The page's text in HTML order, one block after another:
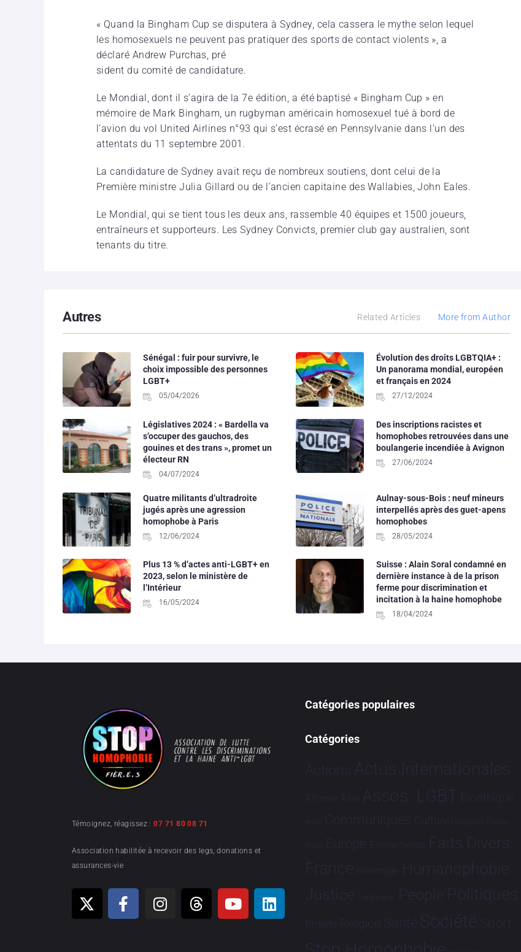
« Quand la Bingham Cup se disputera à Sydney, cela cassera le mythe selon lequel
les homosexuels ne peuvent pas pratiquer des sports de contact violents », a
déclaré Andrew Purchas, pré
sident du comité de candidature.
Le Mondial, dont il s’agira de la 7e édition, a été baptisé « Bingham Cup » en
mémoire de Mark Bingham, un rugbyman américain homosexuel tué à bord de
l’avion du vol United Airlines n°93 qui s’est écrasé en Pennsylvanie dans l’un des
attentats du 11 septembre 2001.
La candidature de Sydney avait reçu de nombreux soutiens, dont celui de la
Première ministre Julia Gillard ou de l’ancien capitaine des Wallabies, John Eales.
Le Mondial, qui se tient tous les deux ans, rassemble 40 équipes et 1500 joueurs,
entraîneurs et supporteurs. Les Sydney Convicts, premier club gay australien, sont
tenants du titre.
Autres Related Articles More from Author
Sénégal : fuir pour survivre, le
choix impossible des personnes
LGBT+
05/04/2026
Évolution des droits LGBTQIA+ :
Un panorama mondial, européen
et français en 2024
27/12/2024
Législatives 2024 : « Bardella va
s’occuper des gauchos, des
gouines et des trans », promet un
électeur RN
04/07/2024
Des inscriptions racistes et
homophobes retrouvées dans une
boulangerie incendiée à Avignon
27/06/2024
Quatre militants d’ultradroite
jugés après une agression
homophobe à Paris
12/06/2024
Aulnay-sous-Bois : neuf mineurs
interpellés après des guet-apens
homophobes
28/05/2024
Plus 13 % d’actes anti-LGBT+ en
2023, selon le ministère de
l’Intérieur
16/05/2024
Suisse : Alain Soral condamné en
dernière instance à de la prison
ferme pour discrimination et
incitation à la haine homophobe
18/04/2024
Témoignez, réagissez :07 71 80 08 71
Association habilitée à recevoir des legs, donations et
assurances-vie
Catégories populaires
Catégories
Actions Actus Internationales
Afrique Asie Assos. LGBT Bioéthique
Brève Communiqués Culture Dialogues France-
Brésil Europe Evénements Faits Divers
France Hommage Humanophobie
Justice Partenariat People Politiques
Projets Religion Santé Société Sport